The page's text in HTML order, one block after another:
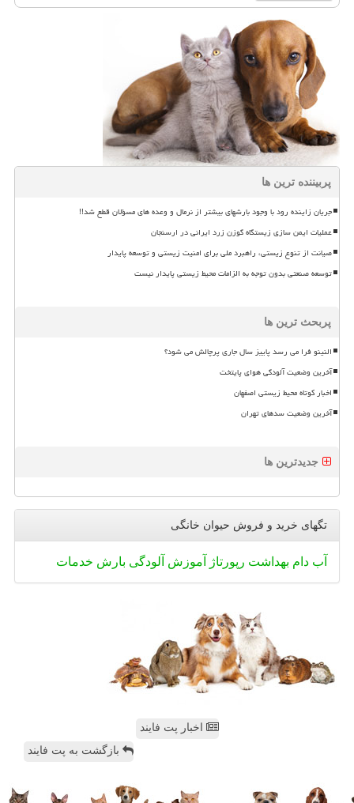
پربیننده ترین ها
جریان زاینده رود با وجود بارشهای بیشتر از نرمال و وعده های مسؤلان قطع شد!!
عملیات ایمن سازی زیستگاه گوزن زرد ایرانی در ارسنجان
صیانت از تنوع زیستی، راهبرد ملی برای امنیت زیستی و توسعه پایدار
توسعه صنعتی بدون توجه به الزامات محیط زیستی پایدار نیست
پربحث ترین ها
النینو فرا می رسد پاییز سال جاری پرچالش می شود؟
آخرین وضعیت آلودگی هوای پایتخت
اخبار کوتاه محیط زیستی اصفهان
آخرین وضعیت سدهای تهران
جدیدترین ها
تگهای خرید و فروش حیوان خانگی
آب دام بهداشت رپورتاژ آموزش آلودگی بارش خدمات
اخبار پت فایند
بازگشت به پت فایند